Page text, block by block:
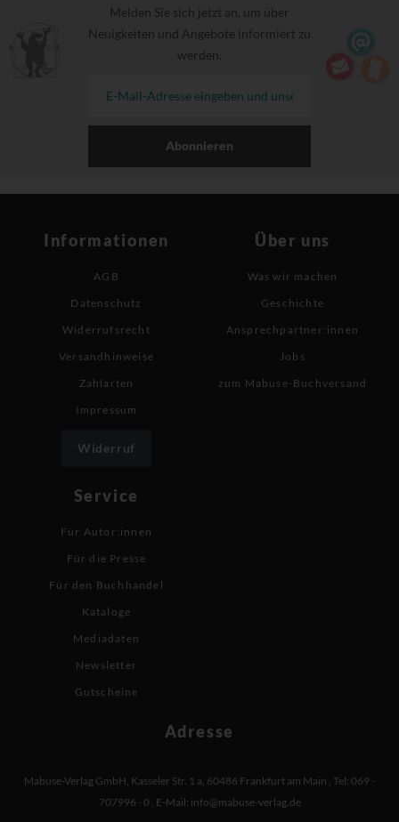
Melden Sie sich jetzt an, um über
Neuigkeiten und Angebote informiert zu
werden.
Abonnieren
Informationen
AGB
Datenschutz
Widerrufsrecht
Versandhinweise
Zahlarten
Impressum
Widerruf
Über uns
Was wir machen
Geschichte
Ansprechpartner:innen
Jobs
zum Mabuse-Buchversand
Service
Für Autor:innen
Für die Presse
Für den Buchhandel
Kataloge
Mediadaten
Newsletter
Gutscheine
Adresse
Mabuse-Verlag GmbH Kasseler Str. 1 a 60486 Frankfurt am Main Tel: 069 -
707996 - 0 E-Mail: info@mabuse-verlag.de